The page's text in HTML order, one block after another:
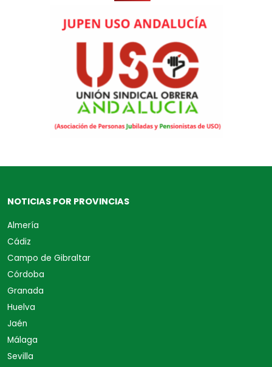
NOTICIAS POR PROVINCIAS
Almería
Cádiz
Campo de Gibraltar
Córdoba
Granada
Huelva
Jaén
Málaga
Sevilla